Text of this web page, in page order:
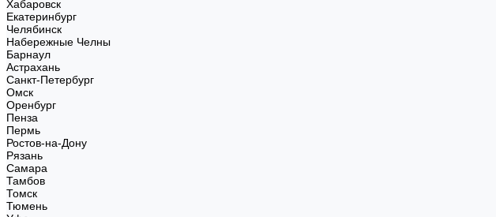
Хабаровск
Екатеринбург
Челябинск
Набережные Челны
Барнаул
Астрахань
Санкт-Петербург
Омск
Оренбург
Пенза
Пермь
Ростов-на-Дону
Рязань
Самара
Тамбов
Томск
Тюмень